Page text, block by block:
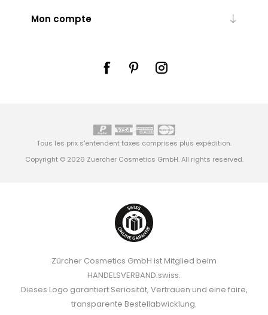
Mon compte
Tous les prix s'entendent taxes comprises plus expédition.
Copyright © 2026 Zuercher Cosmetics GmbH. All rights reserved.
Zürcher Cosmetics GmbH ist Mitglied beim
HANDELSVERBAND.swiss.
Dieses Logo garantiert Seriosität, Vertrauen und eine faire,
transparente Bestellabwicklung.